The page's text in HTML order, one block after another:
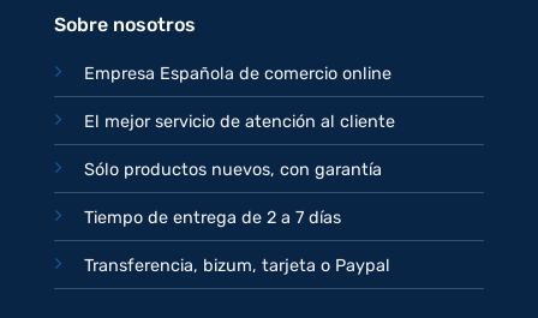
Sobre nosotros
Empresa Española de comercio online
El mejor servicio de atención al cliente
Sólo productos nuevos, con garantía
Tiempo de entrega de 2 a 7 días
Transferencia, bizum, tarjeta o Paypal